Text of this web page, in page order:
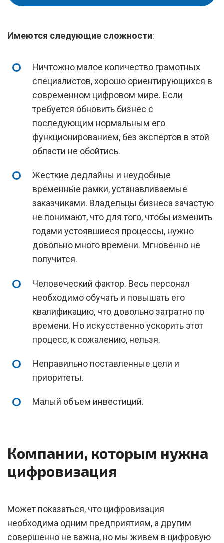
Имеются следующие сложности:
Ничтожно малое количество грамотных
специалистов, хорошо ориентирующихся в
современном цифровом мире. Если
требуется обновить бизнес с
последующим нормальным его
функционированием, без экспертов в этой
области не обойтись.
Жесткие дедлайны и неудобные
временны́е рамки, устанавливаемые
заказчиками. Владельцы бизнеса зачастую
не понимают, что для того, чтобы изменить
годами устоявшиеся процессы, нужно
довольно много времени. Мгновенно не
получится.
Человеческий фактор. Весь персонал
необходимо обучать и повышать его
квалификацию, что довольно затратно по
времени. Но искусственно ускорить этот
процесс, к сожалению, нельзя.
Неправильно поставленные цели и
приоритеты.
Малый объем инвестиций.
Компании, которым нужна
цифровизация
Может показаться, что цифровизация
необходима одним предприятиям, а другим
совершенно не важна, но мы живем в цифровую